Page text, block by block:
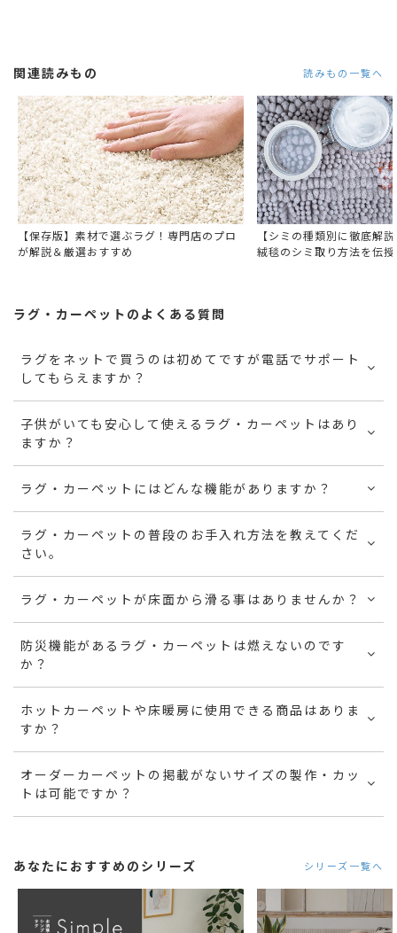
関連読みもの 読みもの一覧へ
【保存版】素材で選ぶラグ！専門店のプロ
が解説＆厳選おすすめ
【シミの種類別に徹底解
絨毯のシミ取り方法を伝
ラグ・カーペットのよくある質問
ラグをネットで買うのは初めてですが電話でサポート
してもらえますか？
子供がいても安心して使えるラグ・カーペットはあり
ますか？
ラグ・カーペットにはどんな機能がありますか？
ラグ・カーペットの普段のお手入れ方法を教えてくだ
さい。
ラグ・カーペットが床面から滑る事はありませんか？
防災機能があるラグ・カーペットは燃えないのです
か？
ホットカーペットや床暖房に使用できる商品はありま
すか？
オーダーカーペットの掲載がないサイズの製作・カッ
トは可能ですか？
あなたにおすすめのシリーズ シリーズ一覧へ